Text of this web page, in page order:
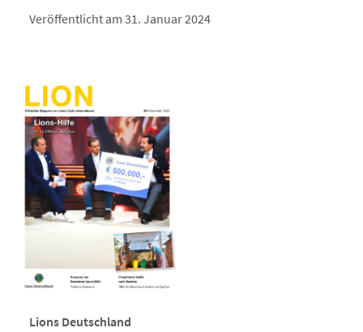
Veröffentlicht am 31. Januar 2024
Lions Deutschland